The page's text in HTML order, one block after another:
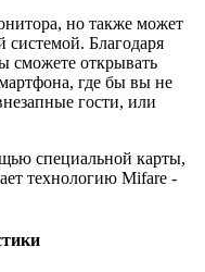
но также может
системой. Благодаря
сможете открывать
где бы вы не
гости, или
специальной карты,
технологию Mifare -